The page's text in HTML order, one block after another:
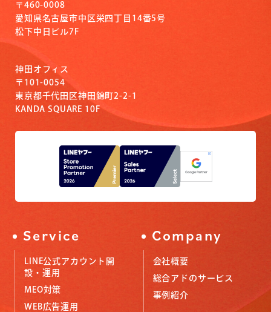
〒460-0008
愛知県名古屋市中区栄四丁目14番5号
松下中日ビル7F
神田オフィス
〒101-0054
東京都千代田区神田錦町2-2-1
KANDA SQUARE 10F
Service
LINE公式アカウント開
設・運用
MEO対策
WEB広告運用
Company
会社概要
総合アドのサービス
事例紹介